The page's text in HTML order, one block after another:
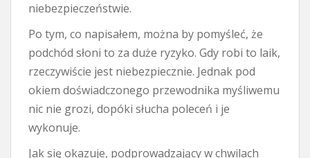
niebezpieczeństwie.
Po tym, co napisałem, można by pomyśleć, że
podchód słoni to za duże ryzyko. Gdy robi to laik,
rzeczywiście jest niebezpiecznie. Jednak pod
okiem doświadczonego przewodnika myśliwemu
nic nie grozi, dopóki słucha poleceń i je
wykonuje.
Jak się okazuje, podprowadzający w chwilach